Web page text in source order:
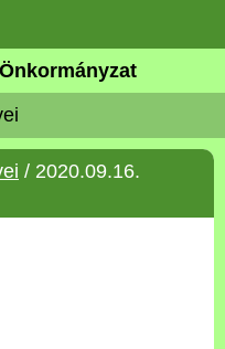
/ 2020.09.16.